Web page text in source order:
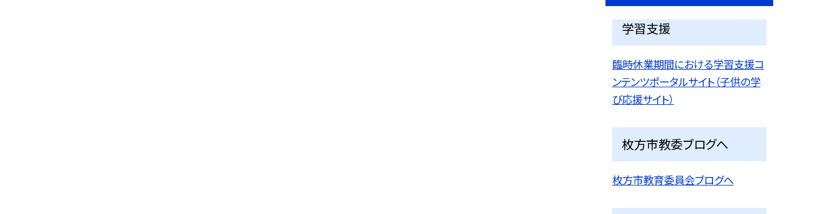
学習支援
臨時休業期間における学習支援コ
ンテンツポータルサイト（子供の学
び応援サイト）
枚方市教委ブログへ
枚方市教育委員会ブログへ